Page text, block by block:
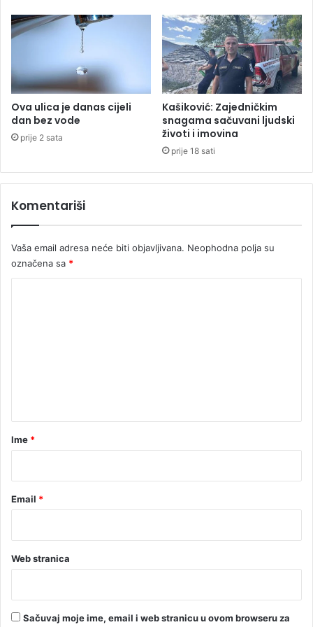
i
s
v
o
D
b
j
(
T
O
)
Ova ulica je danas cijeli
dan bez vode
prije 2 sata
Kašiković: Zajedničkim
snagama sačuvani ljudski
životi i imovina
prije 18 sati
Komentariši
Vaša email adresa neće biti objavljivana. Neophodna polja su
označena sa *
rIme *
Email *
Web stranica
Sačuvaj moje ime, email i web stranicu u ovom browseru za